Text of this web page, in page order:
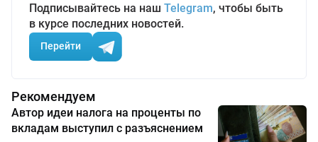
Подписывайтесь на наш Telegram, чтобы быть
в курсе последних новостей.
Перейти
Рекомендуем
Автор идеи налога на проценты по
вкладам выступил с разъяснением